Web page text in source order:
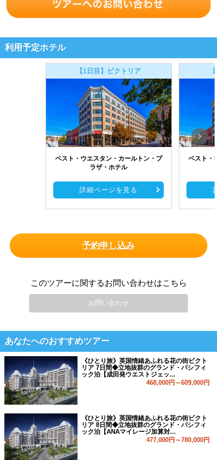
利用予定ホテル
【1日目】ビクトリア
ベスト・ウエスタン・カールトン・プ
ラザ・ホテル
詳細ページを見る
ベスト・
予約申し込み
このツアーに関するお問い合わせはこちら
お問い合わせ
あなたへのおすすめツアー
《ひとり旅》英国情緒あふれる花の街ビクト
リア 7日間◆立地抜群のグランド・パシフィ
ック泊【成田発ウエストジェッ...
468,000円～609,000円
《ひとり旅》英国情緒あふれる花の街ビクト
リア 8日間◆立地抜群のグランド・パシフィ
ック泊【ANAマイレージ加算対...
477,000円～780,000円